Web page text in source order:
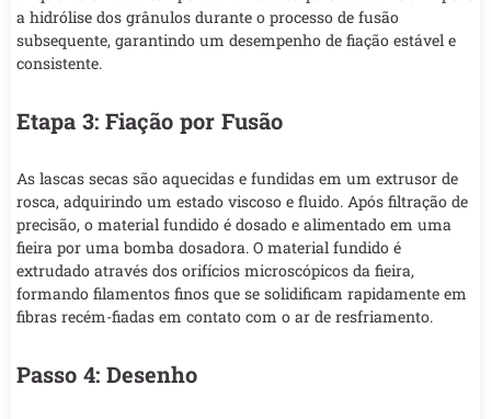
a hidrólise dos grânulos durante o processo de fusão
subsequente, garantindo um desempenho de fiação estável e
consistente.
Etapa 3: Fiação por Fusão
As lascas secas são aquecidas e fundidas em um extrusor de
rosca, adquirindo um estado viscoso e fluido. Após filtração de
precisão, o material fundido é dosado e alimentado em uma
fieira por uma bomba dosadora. O material fundido é
extrudado através dos orifícios microscópicos da fieira,
formando filamentos finos que se solidificam rapidamente em
fibras recém-fiadas em contato com o ar de resfriamento.
Passo 4: Desenho